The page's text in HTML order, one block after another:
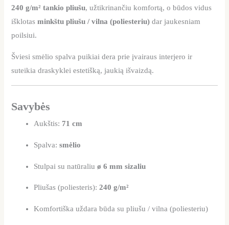
240 g/m² tankio pliušu, užtikrinančiu komfortą, o būdos vidus
išklotasminkštu pliušu / vilna (poliesteriu) dar jaukesniam
poilsiui.
Šviesi smėlio spalva puikiai dera prie įvairaus interjero ir
suteikia draskyklei estetišką, jaukią išvaizdą.
Savybės
Aukštis: 71 cm
Spalva:smėlio
Stulpai su natūraliuø 6 mm sizaliu
Pliušas (poliesteris):240 g/m²
Komfortiška uždara būda su pliušu / vilna (poliesteriu)